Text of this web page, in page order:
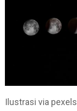
Ilustrasi via pexels